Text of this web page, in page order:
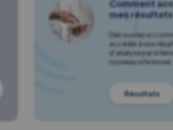
Comment
mes résultats
Découvrez ici
accéder à vos
d'analyse par
nouveau site
Résultats